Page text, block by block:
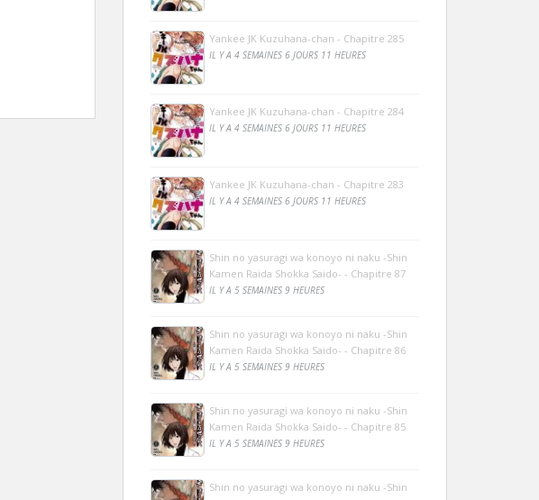
Yankee JK Kuzuhana-chan - Chapitre 285
IL Y A 4 SEMAINES 6 JOURS 11 HEURES
Yankee JK Kuzuhana-chan - Chapitre 284
IL Y A 4 SEMAINES 6 JOURS 11 HEURES
Yankee JK Kuzuhana-chan - Chapitre 283
IL Y A 4 SEMAINES 6 JOURS 11 HEURES
Shin no yasuragi wa konoyo ni naku -Shin
Kamen Raida Shokka Saido- - Chapitre 87
IL Y A 5 SEMAINES 9 HEURES
Shin no yasuragi wa konoyo ni naku -Shin
Kamen Raida Shokka Saido- - Chapitre 86
IL Y A 5 SEMAINES 9 HEURES
Shin no yasuragi wa konoyo ni naku -Shin
Kamen Raida Shokka Saido- - Chapitre 85
IL Y A 5 SEMAINES 9 HEURES
Shin no yasuragi wa konoyo ni naku -Shin